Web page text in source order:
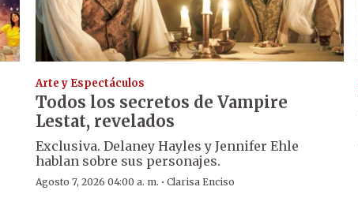
Arte y Espectáculos
Todos los secretos de Vampire
Lestat, revelados
Exclusiva. Delaney Hayles y Jennifer Ehle
hablan sobre sus personajes.
Agosto 7, 2026 04:00 a. m. ·Clarisa Enciso